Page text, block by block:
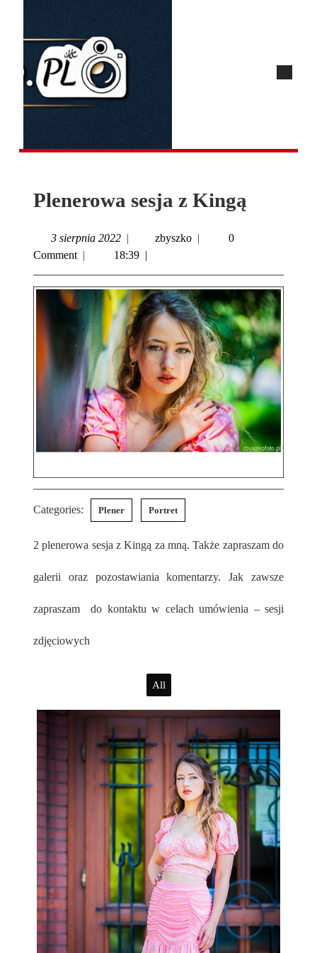
Plenerowa sesja z Kingą
3 sierpnia 2022 | zbyszko |
0
Comment | 18:39 |
Categories: Plener Portret
2 plenerowa sesja z Kingą za mną. Także zapraszam do
galerii oraz pozostawiania komentarzy. Jak zawsze
zapraszam do kontaktu w celach umówienia – sesji
zdjęciowych
All